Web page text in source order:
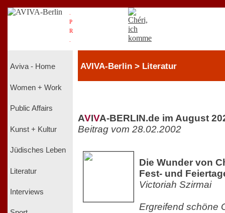
P
R
Aviva - Home
Women + Work
Public Affairs
Kunst + Kultur
Jüdisches Leben
Literatur
Interviews
AVIVA-Berlin > Literatur
AVIVA-BERLIN.de im August
Beitrag vom 28.02.2002
Die Wunder von
Fest- und
Victoriah Szirmai
Ergreifend schöne